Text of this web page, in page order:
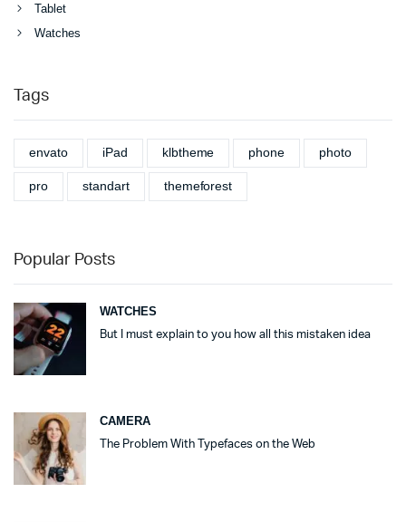
Tablet
Watches
Tags
envato iPad klbtheme phone photo
pro standart themeforest
Popular Posts
WATCHES
But I must explain to you how all this mistaken idea
CAMERA
The Problem With Typefaces on the Web